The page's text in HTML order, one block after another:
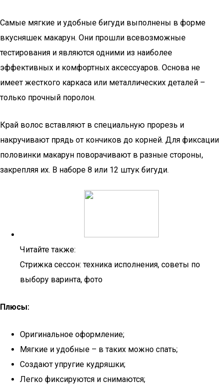
Самые мягкие и удобные бигуди выполнены в форме
вкусняшек макарун. Они прошли всевозможные
тестирования и являются одними из наиболее
эффективных и комфортных аксессуаров. Основа не
имеет жесткого каркаса или металлических деталей –
только прочный поролон.
Край волос вставляют в специальную прорезь и
накручивают прядь от кончиков до корней. Для фиксации
половинки макарун поворачивают в разные стороны,
закрепляя их. В наборе 8 или 12 штук бигуди.
Читайте также:
Стрижка сессон: техника исполнения, советы по
выбору варинта, фото
Плюсы:
Оригинальное оформление;
Мягкие и удобные – в таких можно спать;
Создают упругие кудряшки;
Легко фиксируются и снимаются;